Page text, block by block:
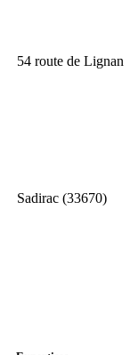
54 route de Lignan
Sadirac (33670)